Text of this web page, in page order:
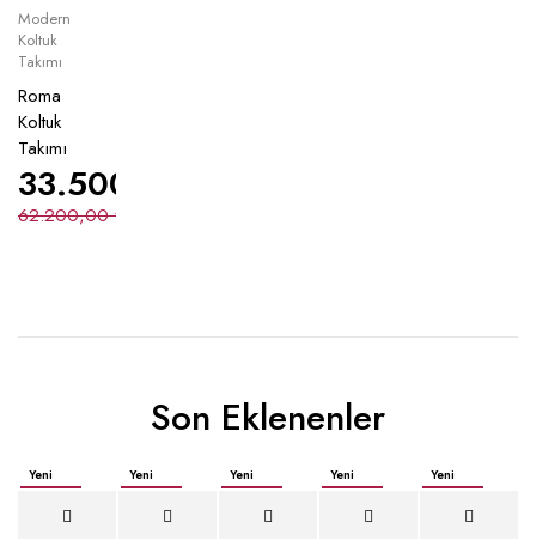
Modern
Koltuk
Takımı
Roma
Koltuk
Takımı
62.200,00₺
33.500,00
Son Eklenenler
Yeni
Yeni
Yeni
Yeni
Yeni